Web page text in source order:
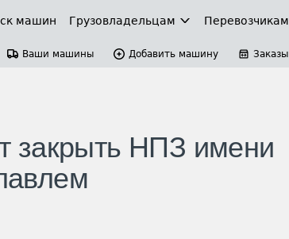
машин Грузовладельцам Перевозчикам
Ваши машины Добавить машину Заказы
закрыть НПЗ имени